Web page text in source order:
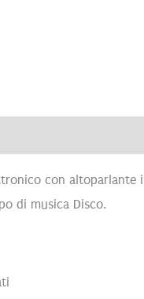
con altoparlante
di musica Disco.